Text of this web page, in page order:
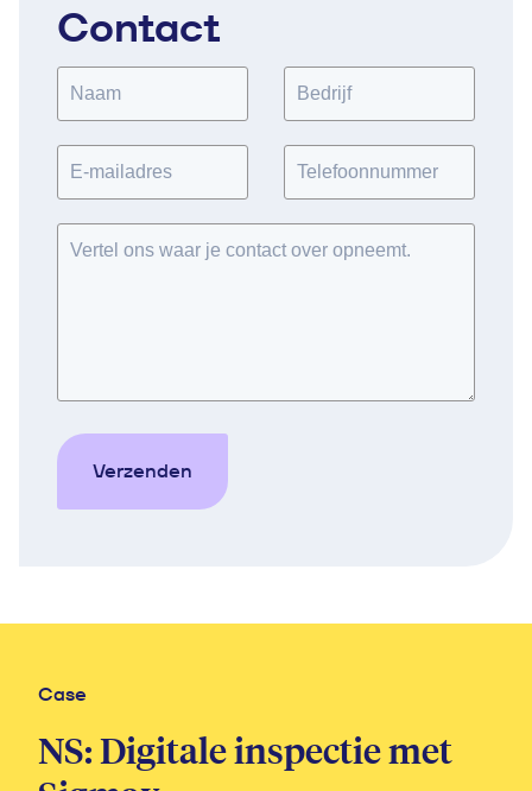
Contact
Verzenden
Case
Arriva: Mobiele OV-
Case
NS: Digitale inspectie met